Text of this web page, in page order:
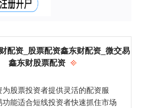
配资_股票配资鑫东财配资_微交易
鑫东财股票配资
股票投资者提供灵活的配资服
能适合短线投资者快速抓住市场